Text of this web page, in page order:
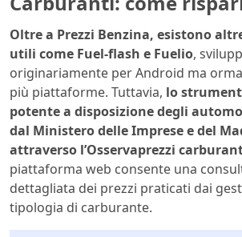
Oltre a Prezzi Benzina, esistono
utili come Fuel-flash e Fuelio,
originariamente per Android ma
più piattaforme. Tuttavia, lo
potente a disposizione degli
dal Ministero delle Imprese e del
attraverso l’Osservaprezzi
piattaforma web consente una
dettagliata dei prezzi praticati dai
tipologia di carburante.